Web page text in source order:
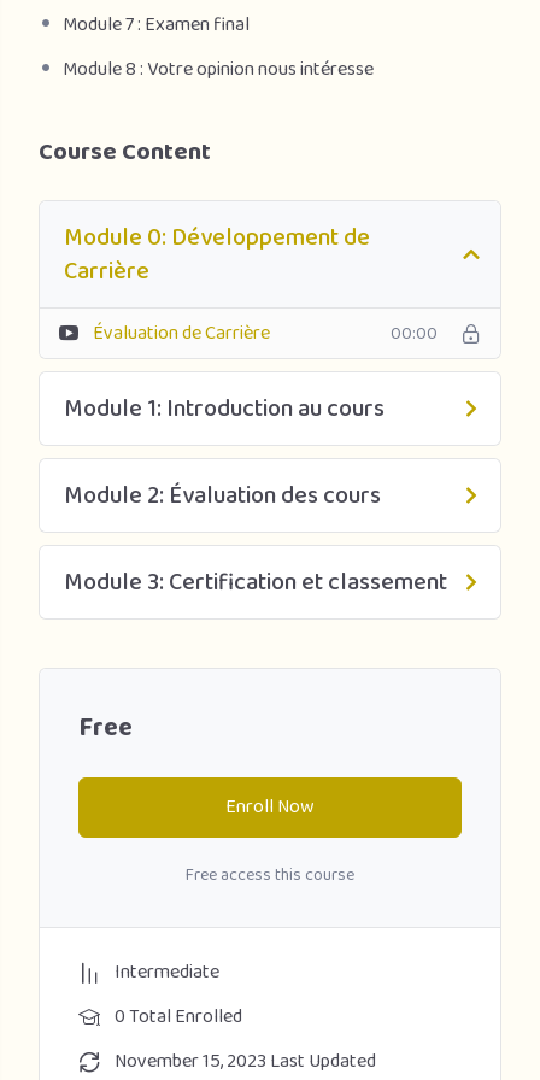
Module 7 : Examen final
Module 8 : Votre opinion nous intéresse
Course Content
Module 0: Développement de
Carrière
Évaluation de Carrière 00:00
Module 1: Introduction au cours
Module 2: Évaluation des cours
Module 3: Certification et classement
Free
Enroll Now
Free access this course
Intermediate
0 Total Enrolled
November 15, 2023 Last Updated